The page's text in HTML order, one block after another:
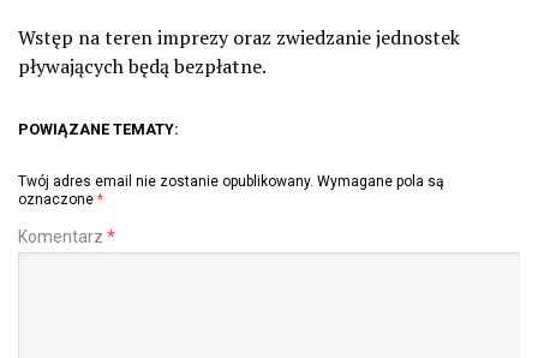
Wstęp na teren imprezy oraz zwiedzanie jednostek
pływających będą bezpłatne.
POWIĄZANE TEMATY:
Twój adres email nie zostanie opublikowany. Wymagane pola są
oznaczone *
Komentarz *